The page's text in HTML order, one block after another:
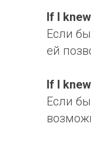
If I
Если
ей
If I
Если